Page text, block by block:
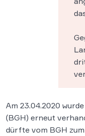
Am 23.04.2020
(BGH) erneut
dürfte vom BGH